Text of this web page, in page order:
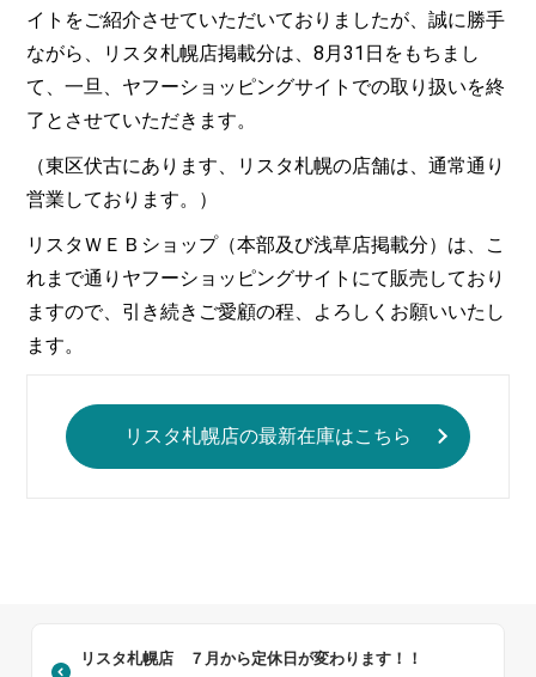
イトをご紹介させていただいておりましたが、誠に勝手
ながら、リスタ札幌店掲載分は、8月31日をもちまし
て、一旦、ヤフーショッピングサイトでの取り扱いを終
了とさせていただきます。
（東区伏古にあります、リスタ札幌の店舗は、通常通り
営業しております。）
リスタＷＥＢショップ（本部及び浅草店掲載分）は、こ
れまで通りヤフーショッピングサイトにて販売しており
ますので、引き続きご愛顧の程、よろしくお願いいたし
ます。
リスタ札幌店の最新在庫はこちら
リスタ札幌店 ７月から定休日が変わります！！